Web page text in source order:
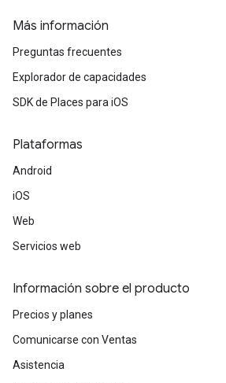
Más información
Preguntas frecuentes
Explorador de capacidades
SDK de Places para iOS
Plataformas
Android
iOS
Web
Servicios web
Información sobre el producto
Precios y planes
Comunicarse con Ventas
Asistencia